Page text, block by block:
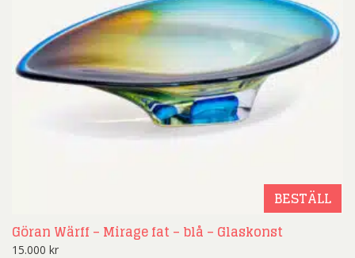
BESTÄLL
Göran Wärff – Mirage fat – blå – Glaskonst
15.000 kr